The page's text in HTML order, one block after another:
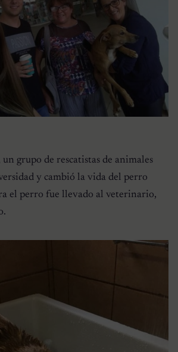
grupo de rescatistas de animales
y cambió la vida del perro
el perro fue llevado al veterinario,